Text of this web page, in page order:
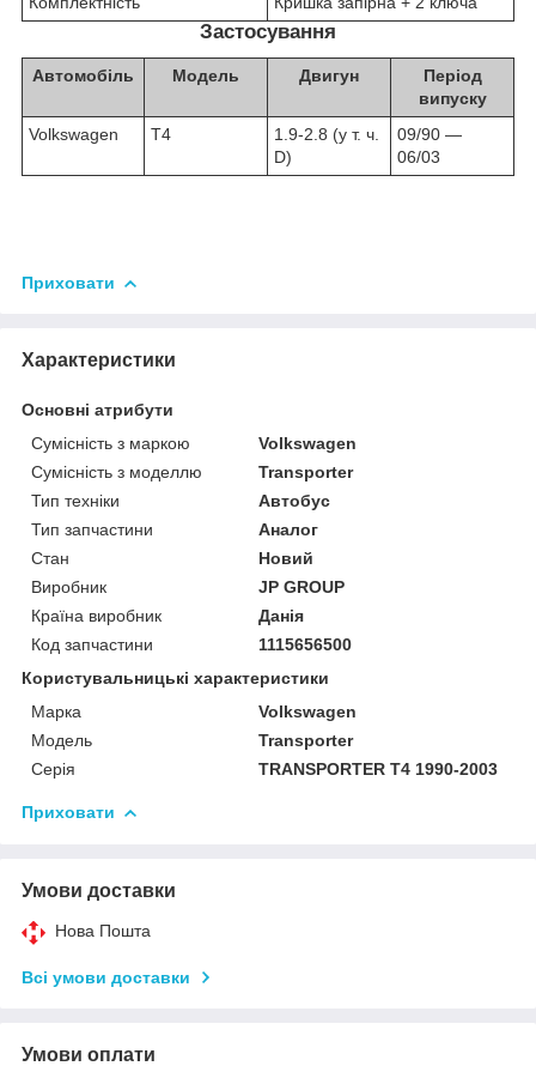
Застосування
Автомобіль Модель Двигун
Період
випуску
Volkswagen
T4
1.9-2.8 (у т. ч.
D)
09/90 ―
06/03
Приховати
Характеристики
Основні атрибути
Сумісність з маркою
Volkswagen
Сумісність з моделлю
Transporter
Тип техніки
Автобус
Тип запчастини
Аналог
Стан
Новий
Виробник
JP GROUP
Країна виробник
Данія
Код запчастини
1115656500
Користувальницькі характеристики
Марка
Volkswagen
Модель
Transporter
Серія
TRANSPORTER T4 1990-2003
Приховати
Умови доставки
Нова Пошта
Всі умови доставки
Умови оплати